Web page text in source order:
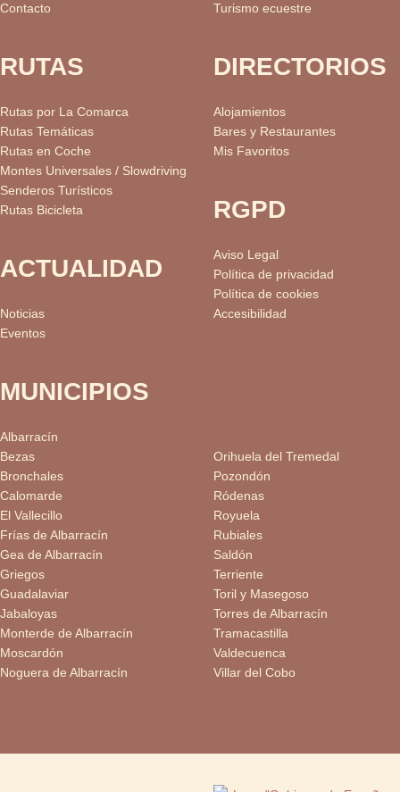
Contacto
RUTAS
Rutas por La Comarca
Rutas Temáticas
Rutas en Coche
Montes Universales / Slowdriving
Senderos Turísticos
Rutas Bicicleta
ACTUALIDAD
Noticias
Eventos
Turismo ecuestre
DIRECTORIOS
Alojamientos
Bares y Restaurantes
Mis Favoritos
RGPD
Aviso Legal
Política de privacidad
Política de cookies
Accesibilidad
MUNICIPIOS
Albarracín
Bezas
Bronchales
Calomarde
El Vallecillo
Frías de Albarracín
Gea de Albarracín
Griegos
Guadalaviar
Jabaloyas
Monterde de Albarracín
Moscardón
Noguera de Albarracín
Orihuela del Tremedal
Pozondón
Ródenas
Royuela
Rubiales
Saldón
Terriente
Toril y Masegoso
Torres de Albarracín
Tramacastilla
Valdecuenca
Villar del Cobo